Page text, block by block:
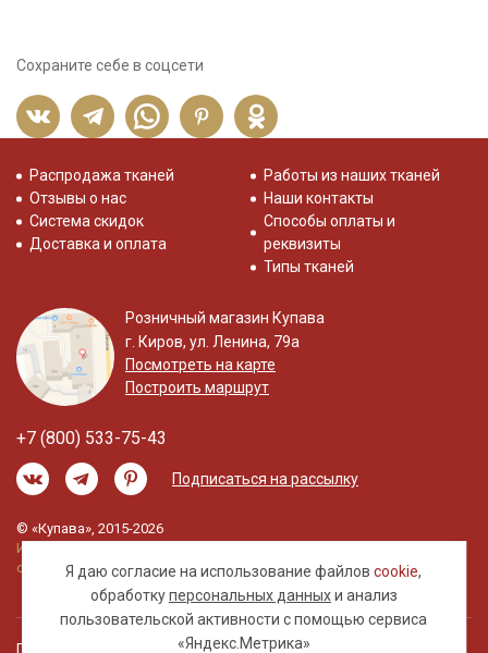
Сохраните себе в соцсети
Я даю согласие на использование файловcookie,
обработкуперсональных данныхи анализ
пользовательской активности с помощью сервиса
«Яндекс.Метрика»
Распродажа тканей
Отзывы о нас
Система скидок
Доставка и оплата
Работы из наших тканей
Наши контакты
Способы оплаты и
реквизиты
Типы тканей
Розничный магазин Купава
г. Киров, ул. Ленина, 79а
Посмотреть на карте
Построить маршрут
+7 (800) 533-75-43
Подписаться на рассылку
© «Купава», 2015-2026
Информация на сайте не является публичной
офертой.